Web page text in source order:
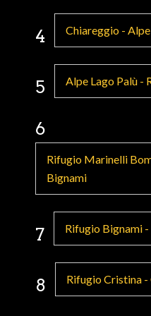
4 Chiareggio -
5 Alpe Lago Palù -
6
Rifugio Marinelli
Bignami
7 Rifugio Bignami
8 Rifugio Cristina